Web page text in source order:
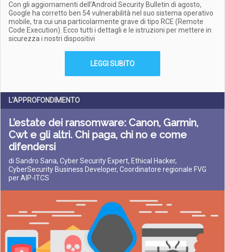
Con gli aggiornamenti dell’Android Security Bulletin di agosto,
Google ha corretto ben 54 vulnerabilità nel suo sistema operativo
mobile, tra cui una particolarmente grave di tipo RCE (Remote
Code Execution). Ecco tutti i dettagli e le istruzioni per mettere in
sicurezza i nostri dispositivi
LEGGI SUBITO
L'APPROFONDIMENTO
L’estate dei ransomware: Canon, Garmin,
Cwt e gli altri. Chi paga, chi no e come
difendersi
di Sandro Sana, Cyber Security Expert, Ethical Hacker,
CyberSecurity Business Developer, Coordinatore regionale FVG
per AIP-ITCS